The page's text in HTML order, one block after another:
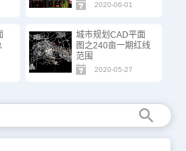
2020-06-01
城市规划CAD平面
图之240亩一期红线
范围
2020-05-27